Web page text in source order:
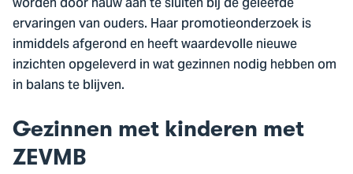
ervaringen van ouders. Haar promotieonderzoek is
inmiddels afgerond en heeft waardevolle nieuwe
inzichten opgeleverd in wat gezinnen nodig hebben om
in balans te blijven.
Gezinnen met kinderen met
ZEVMB